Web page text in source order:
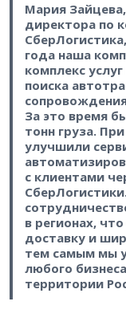
Мария
директора по
года наша
комплекс
поиска
За это время
тонн груза.
улучшили
с клиентами
в регионах,
доставку и
тем самым мы
любого
территории